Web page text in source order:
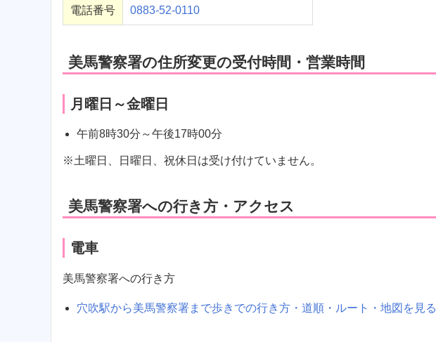
電話番号 0883-52-0110
美馬警察署の住所変更の受付時間・営業時間
月曜日～金曜日
午前8時30分～午後17時00分
※土曜日、日曜日、祝休日は受け付けていません。
美馬警察署への行き方・アクセス
電車
美馬警察署への行き方
穴吹駅から美馬警察署まで歩きでの行き方・道順・ルート・地図を見る